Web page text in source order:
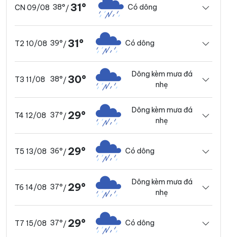
CN 09/08 38°/31° Có dông
T2 10/08 39°/31° Có dông
T3 11/08 38°/30°
Dông kèm mưa đá
nhẹ
T4 12/08 37°/ 29°
Dông kèm mưa đá
nhẹ
T5 13/08 36°/ 29° Có dông
T6 14/08 37°/ 29°
Dông kèm mưa đá
nhẹ
T7 15/08 37°/ 29° Có dông